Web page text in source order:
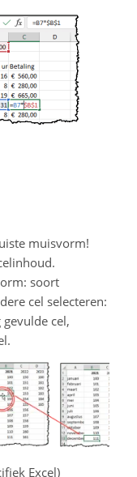
muisvorm!
soort
cel selecteren:
cel,
Excel)